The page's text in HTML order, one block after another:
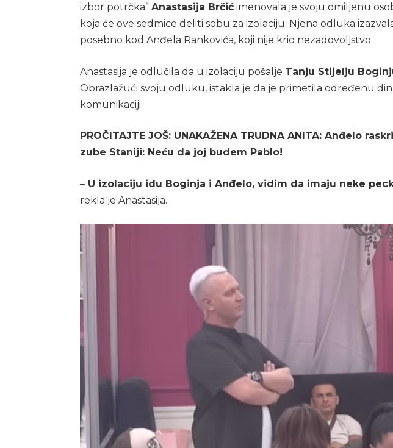
izbor potrčka”Anastasija Brčić imenovala je svoju omiljenu
koja će ove sedmice deliti sobu za izolaciju. Njena odluka
posebno kod Anđela Rankovića, koji nije krio nezadovoljstvo.
Anastasija je odlučila da u izolaciju pošalje Tanju Stijelju
Obrazlažući svoju odluku, istakla je da je primetila određenu
komunikaciji.
PROČITAJTE JOŠ: UNAKAŽENA TRUDNA ANITA: Anđelo
zube Staniji: Neću da joj budem Pablo!
– U izolaciju idu Boginja i Anđelo, vidim da imaju neke
rekla je Anastasija.